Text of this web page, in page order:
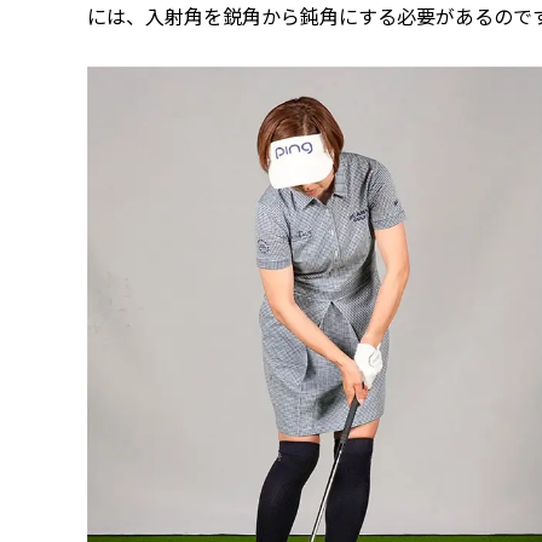
には、入射角を鋭角から鈍角にする必要があるので